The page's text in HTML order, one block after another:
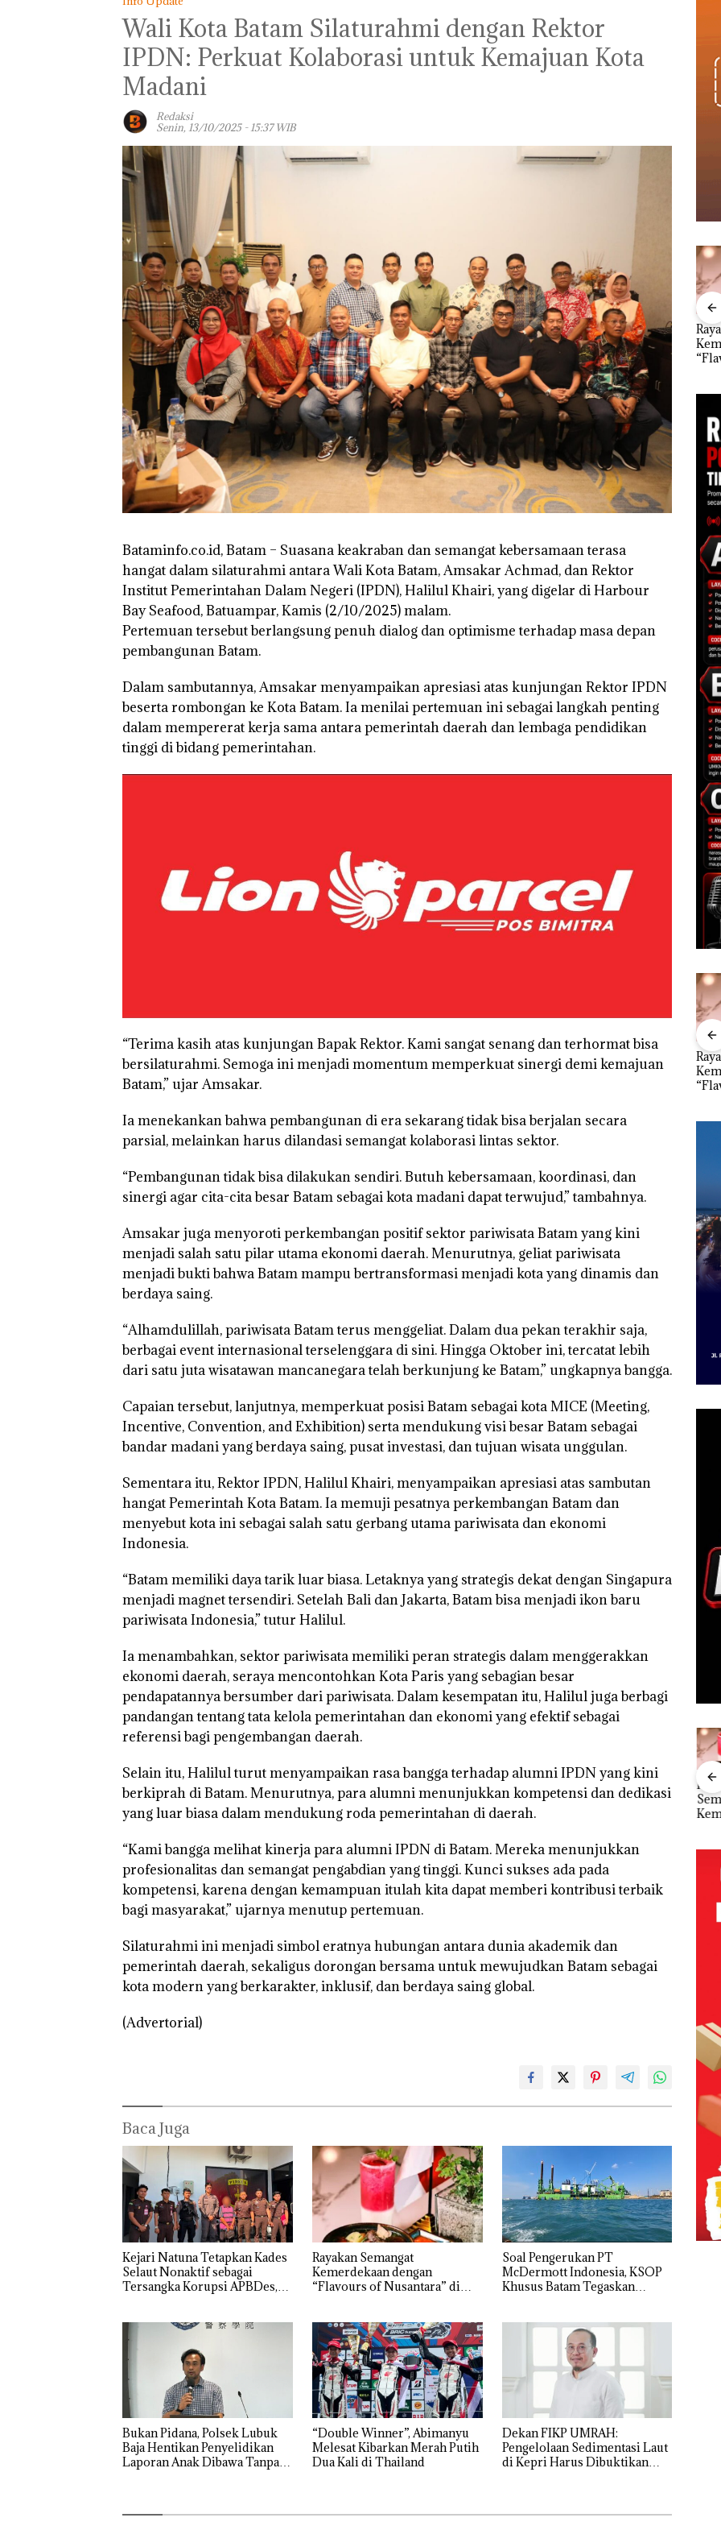
Wali Kota Batam Silaturahmi dengan Rektor
IPDN: Perkuat Kolaborasi untuk Kemajuan Kota
Madani
Redaksi
Senin, 13/10/2025 - 15:37 WIB
Bataminfo.co.id, Batam – Suasana keakraban dan semangat kebersamaan terasa
hangat dalam silaturahmi antara Wali Kota Batam, Amsakar Achmad, dan Rektor
Institut Pemerintahan Dalam Negeri (IPDN), Halilul Khairi, yang digelar di Harbour
Bay Seafood, Batuampar, Kamis (2/10/2025) malam.
Pertemuan tersebut berlangsung penuh dialog dan optimisme terhadap masa depan
pembangunan Batam.
Dalam sambutannya, Amsakar menyampaikan apresiasi atas kunjungan Rektor IPDN
beserta rombongan ke Kota Batam. Ia menilai pertemuan ini sebagai langkah penting
dalam mempererat kerja sama antara pemerintah daerah dan lembaga pendidikan
tinggi di bidang pemerintahan.
“Terima kasih atas kunjungan Bapak Rektor. Kami sangat senang dan terhormat bisa
bersilaturahmi. Semoga ini menjadi momentum memperkuat sinergi demi kemajuan
Batam,” ujar Amsakar.
Ia menekankan bahwa pembangunan di era sekarang tidak bisa berjalan secara
parsial, melainkan harus dilandasi semangat kolaborasi lintas sektor.
“Pembangunan tidak bisa dilakukan sendiri. Butuh kebersamaan, koordinasi, dan
sinergi agar cita-cita besar Batam sebagai kota madani dapat terwujud,” tambahnya.
Amsakar juga menyoroti perkembangan positif sektor pariwisata Batam yang kini
menjadi salah satu pilar utama ekonomi daerah. Menurutnya, geliat pariwisata
menjadi bukti bahwa Batam mampu bertransformasi menjadi kota yang dinamis dan
berdaya saing.
“Alhamdulillah, pariwisata Batam terus menggeliat. Dalam dua pekan terakhir saja,
berbagai event internasional terselenggara di sini. Hingga Oktober ini, tercatat lebih
dari satu juta wisatawan mancanegara telah berkunjung ke Batam,” ungkapnya bangga.
Capaian tersebut, lanjutnya, memperkuat posisi Batam sebagai kota MICE (Meeting,
Incentive, Convention, and Exhibition) serta mendukung visi besar Batam sebagai
bandar madani yang berdaya saing, pusat investasi, dan tujuan wisata unggulan.
Sementara itu, Rektor IPDN, Halilul Khairi, menyampaikan apresiasi atas sambutan
hangat Pemerintah Kota Batam. Ia memuji pesatnya perkembangan Batam dan
menyebut kota ini sebagai salah satu gerbang utama pariwisata dan ekonomi
Indonesia.
“Batam memiliki daya tarik luar biasa. Letaknya yang strategis dekat dengan Singapura
menjadi magnet tersendiri. Setelah Bali dan Jakarta, Batam bisa menjadi ikon baru
pariwisata Indonesia,” tutur Halilul.
Ia menambahkan, sektor pariwisata memiliki peran strategis dalam menggerakkan
ekonomi daerah, seraya mencontohkan Kota Paris yang sebagian besar
pendapatannya bersumber dari pariwisata. Dalam kesempatan itu, Halilul juga berbagi
pandangan tentang tata kelola pemerintahan dan ekonomi yang efektif sebagai
referensi bagi pengembangan daerah.
Selain itu, Halilul turut menyampaikan rasa bangga terhadap alumni IPDN yang kini
berkiprah di Batam. Menurutnya, para alumni menunjukkan kompetensi dan dedikasi
yang luar biasa dalam mendukung roda pemerintahan di daerah.
“Kami bangga melihat kinerja para alumni IPDN di Batam. Mereka menunjukkan
profesionalitas dan semangat pengabdian yang tinggi. Kunci sukses ada pada
kompetensi, karena dengan kemampuan itulah kita dapat memberi kontribusi terbaik
bagi masyarakat,” ujarnya menutup pertemuan.
Silaturahmi ini menjadi simbol eratnya hubungan antara dunia akademik dan
pemerintah daerah, sekaligus dorongan bersama untuk mewujudkan Batam sebagai
kota modern yang berkarakter, inklusif, dan berdaya saing global.
(Advertorial)
Baca Juga
Kejari Natuna Tetapkan Kades
Selaut Nonaktif sebagai
Tersangka Korupsi APBDes,
Rayakan Semangat
Kemerdekaan dengan
“Flavours of Nusantara” di
‎Soal Pengerukan PT
McDermott Indonesia, KSOP
Khusus Batam Tegaskan
Bukan Pidana, Polsek Lubuk
Baja Hentikan Penyelidikan
Laporan Anak Dibawa Tanpa
“Double Winner”, Abimanyu
Melesat Kibarkan Merah Putih
Dua Kali di Thailand
Dekan FIKP UMRAH:
Pengelolaan Sedimentasi Laut
di Kepri Harus Dibuktikan
TNI AL Gagalkan
Penyelundupan 1,6
Ton Pasir Timah
Ilegal di Lingga,
Disembunyikan di
Bawah Kerambah
untuk Diselundupkan
ke Malaysia
Menteri ATR Nusron
Wahid Sorot Skandal
Jual-Beli Kavling Laut
di Batam
Kejari Natuna
Tetapkan Kades
Selaut Nonaktif
sebagai Tersangka
Korupsi APBDes,
Negara Rugi Rp533
Juta
“Double Winner”,
Abimanyu Melesat
Dekan FIKP UMRAH:
Pengelolaan
Dibuktikan Secara
Ilmiah, Jangan Sampai
Bertentangan dengan
Kejari Natuna
Tetapkan Kades
Korupsi APBDes,
Negara Rugi Rp533
Juta
Rayakan
Semangat
Kemerdekaa
“Flavours of
Nusantara”
di Grand
Mercure
Batam
Centre
Pengerukan
PT
Indonesia,
KSOP
Khusus
Batam
Tegaskan
Perizinan
Batam
Bukan
Pidana,
Polsek
Hentikan
Penyelidikan
Laporan
Anak Dibawa
Tanpa Izin:
Murni
Hak Asuh!
“Double
Winner”,
Abimanyu
Kibarkan
Merah Putih
Dua Kali di
Thailand
Dekan FIKP
UMRAH:
Pengelolaan
Laut di Kepri
Harus
Dibuktikan
Secara
Bertentangan
dengan
Konservasi
Kejari
Natuna
Nonaktif
sebagai
Tersangka
Korupsi
di